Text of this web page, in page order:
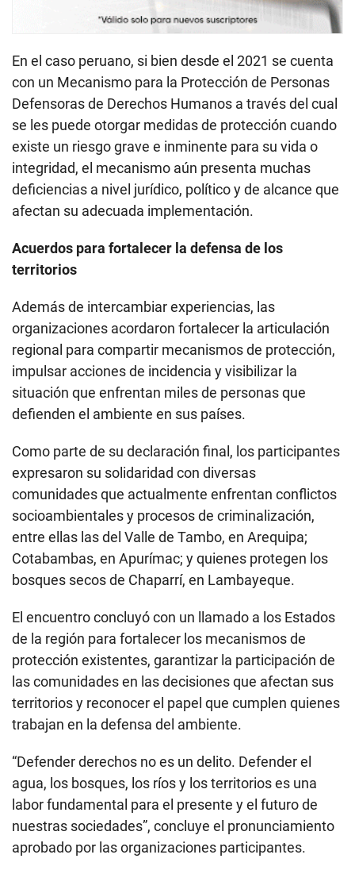
En el caso peruano, si bien desde el 2021 se cuenta
con un Mecanismo para la Protección de Personas
Defensoras de Derechos Humanos a través del cual
se les puede otorgar medidas de protección cuando
existe un riesgo grave e inminente para su vida o
integridad, el mecanismo aún presenta muchas
deficiencias a nivel jurídico, político y de alcance que
afectan su adecuada implementación.
Acuerdos para fortalecer la defensa de los
territorios
Además de intercambiar experiencias, las
organizaciones acordaron fortalecer la articulación
regional para compartir mecanismos de protección,
impulsar acciones de incidencia y visibilizar la
situación que enfrentan miles de personas que
defienden el ambiente en sus países.
Como parte de su declaración final, los participantes
expresaron su solidaridad con diversas
comunidades que actualmente enfrentan conflictos
socioambientales y procesos de criminalización,
entre ellas las del Valle de Tambo, en Arequipa;
Cotabambas, en Apurímac; y quienes protegen los
bosques secos de Chaparrí, en Lambayeque.
El encuentro concluyó con un llamado a los Estados
de la región para fortalecer los mecanismos de
protección existentes, garantizar la participación de
las comunidades en las decisiones que afectan sus
territorios y reconocer el papel que cumplen quienes
trabajan en la defensa del ambiente.
“Defender derechos no es un delito. Defender el
agua, los bosques, los ríos y los territorios es una
labor fundamental para el presente y el futuro de
nuestras sociedades”, concluye el pronunciamiento
aprobado por las organizaciones participantes.